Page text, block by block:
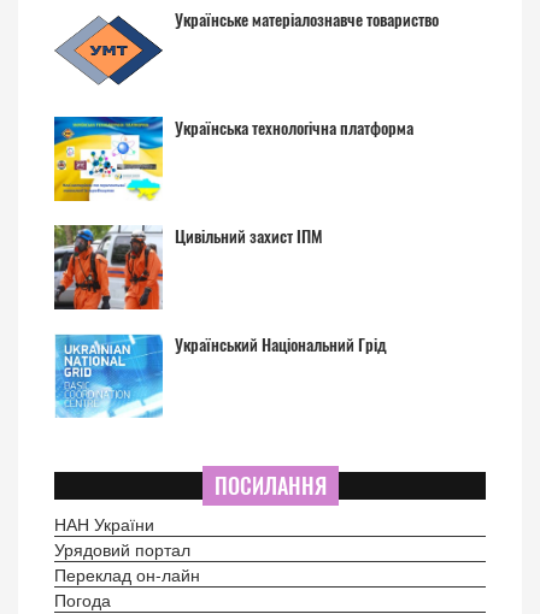
Українське матеріалознавче товариство
Українська технологічна платформа
Цивільний захист ІПМ
Український Національний Грід
ПОСИЛАННЯ
НАН України
Урядовий портал
Переклад он-лайн
Погода